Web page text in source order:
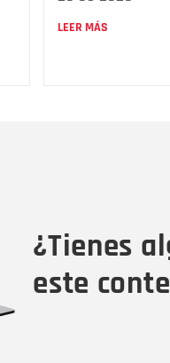
LEER MÁS
¿Tienes
este